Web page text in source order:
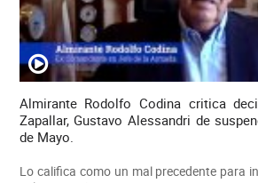
Almirante Rodolfo Codina critica
Zapallar, Gustavo Alessandri de
de Mayo.
Lo califica como un mal precedente para